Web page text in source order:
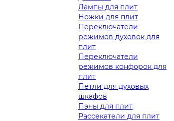
Лампы для плит
Ножки для плит
Переключатели
режимов духовок для
плит
Переключатели
режимов конфорок для
плит
Петли для духовых
шкафов
Пэны для плит
Рассекатели для плит